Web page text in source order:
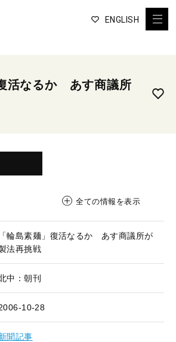
ENGLISH
活なるか あす商議所
全ての情報を表示
「輪島素麺」復活なるか あす商議所が
法再挑戦
中：朝刊
10-28
聞記事